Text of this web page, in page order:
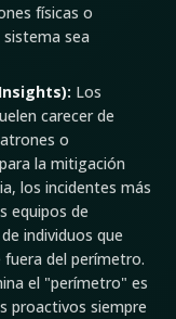
físicas o
sea
Los
carecer de
o
la mitigación
los incidentes más
equipos de
individuos que
del perímetro.
el "perímetro" es
proactivos siempre